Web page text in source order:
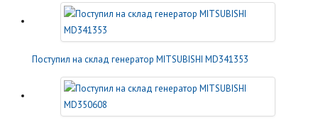
Поступил на склад генератор MITSUBISHI MD341353